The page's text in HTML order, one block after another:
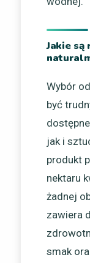
Jakie są
Wybór
być
jak i
produkt
nektaru
żadnej
zawiera
smak